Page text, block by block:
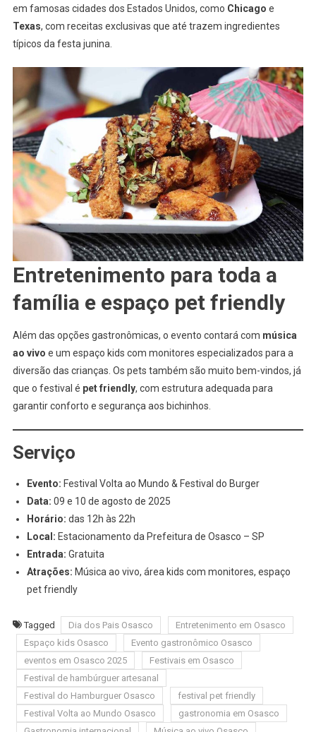
em famosas cidades dos Estados Unidos, como Chicago e
Texas, com receitas exclusivas que até trazem ingredientes
típicos da festa junina.
Entretenimento para toda a
família e espaço pet friendly
Além das opções gastronômicas, o evento contará com música
ao vivo e um espaço kids com monitores especializados para a
diversão das crianças. Os pets também são muito bem-vindos, já
que o festival é pet friendly, com estrutura adequada para
garantir conforto e segurança aos bichinhos.
Serviço
Evento: Festival Volta ao Mundo & Festival do Burger
Data: 09 e 10 de agosto de 2025
Horário: das 12h às 22h
Local: Estacionamento da Prefeitura de Osasco – SP
Entrada: Gratuita
Atrações: Música ao vivo, área kids com monitores, espaço
pet friendly
Tagged Dia dos Pais Osasco
Entretenimento em Osasco
Espaço kids Osasco
Evento gastronômico Osasco
eventos em Osasco 2025
Festivais em Osasco
Festival de hambúrguer artesanal
Festival do Hamburguer Osasco
festival pet friendly
Festival Volta ao Mundo Osasco
gastronomia em Osasco